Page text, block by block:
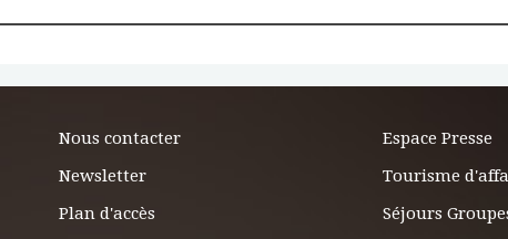
Nous contacter
Newsletter
Plan d'accès
Espace Presse
Tourisme
Séjours